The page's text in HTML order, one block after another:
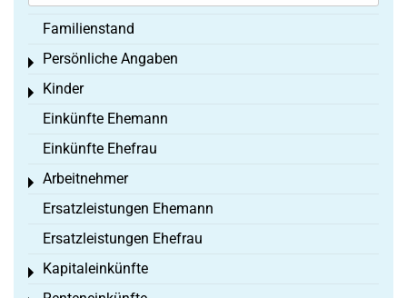
Familienstand
Persönliche Angaben
Toggle menu
Kinder
Toggle menu
Einkünfte Ehemann
Einkünfte Ehefrau
Arbeitnehmer
Toggle menu
Ersatzleistungen Ehemann
Ersatzleistungen Ehefrau
Kapitaleinkünfte
Toggle menu